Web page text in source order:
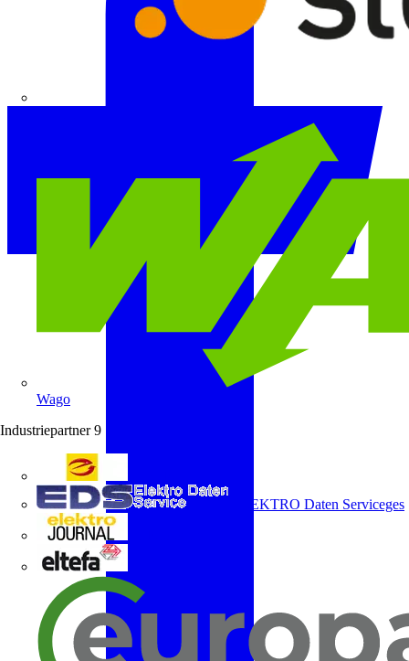
Wago
Industriepartner 9
ELEKTRO Daten Serviceges